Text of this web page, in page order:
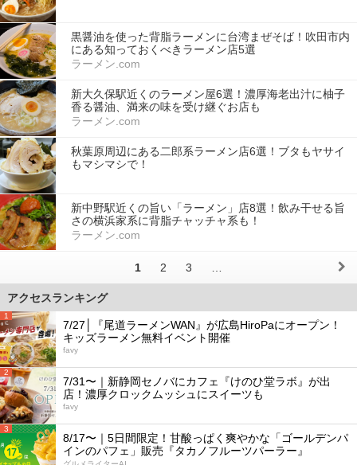
黒醤油を使った背脂ラーメンに台湾まぜそば！吹田市内
にある知っておくべきラーメン店5選
ラーメン.com
新大久保駅近くのラーメン屋6選！濃厚海老出汁に柚子
香る醤油、満来の味を受け継ぐお店も
ラーメン.com
秋葉原周辺にある二郎系ラーメン店6選！ブタもヤサイ
もマシマシで！
新中野駅近くの旨い「ラーメン」店8選！飲み干せる旨
さの横浜家系に背脂チャッチャ系も！
ラーメン.com
1 2 3
アクセスランキング
1
7/27│『尾道ラーメンWAN』が広島HiroPaにオープン！
キッズラーメン無料イベント開催
favy
2
7/31〜｜新静岡セノバにカフェ『けのひ堂ラボ』が出
店！濃厚クロックムッシュにスイーツも
favy
3
8/17〜｜5日間限定！甘酸っぱく爽やかな「ゴールデンパ
インのパフェ」販売『タカノフルーツパーラー』